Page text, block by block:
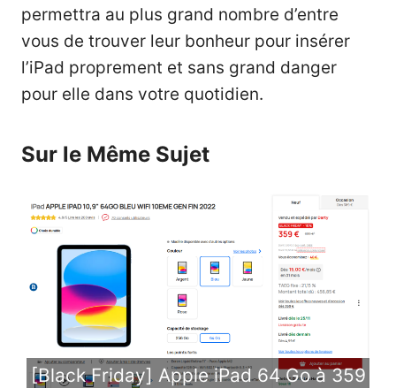
permettra au plus grand nombre d’entre
vous de trouver leur bonheur pour insérer
l’iPad proprement et sans grand danger
pour elle dans votre quotidien.
Sur le Même Sujet
[Black Friday] Apple iPad 64 Go à 359